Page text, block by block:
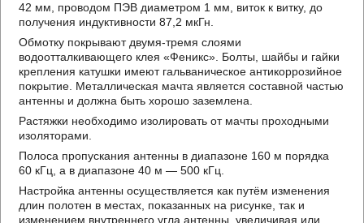
42 мм, проводом ПЭВ диаметром 1 мм, виток к витку, до
получения индуктивности 87,2 мкГн.
Обмотку покрывают двумя-тремя слоями
водоотталкивающего клея «Феникс». Болты, шайбы и гайки
крепления катушки имеют гальваническое антикоррозийное
покрытие. Металлическая мачта является составной частью
антенны и должна быть хорошо заземлена.
Растяжки необходимо изолировать от мачты проходными
изоляторами.
Полоса пропускания антенны в диапазоне 160 м порядка
60 кГц, а в диапазоне 40 м — 500 кГц.
Настройка антенны осуществляется как путём изменения
длин полотен в местах, показанных на рисунке, так и
изменением внутреннего угла антенны, увеличивая или